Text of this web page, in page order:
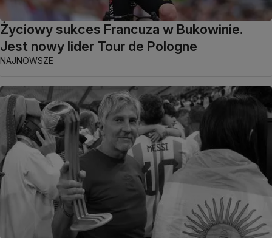
Życiowy sukces Francuza w Bukowinie.
Jest nowy lider Tour de Pologne
NAJNOWSZE